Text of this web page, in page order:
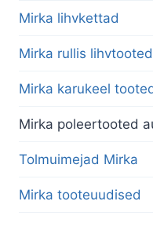
Mirka lihvkettad
Mirka rullis lihvtooted
Mirka karukeel
Mirka poleertooted
Tolmuimejad Mirka
Mirka tooteuudised